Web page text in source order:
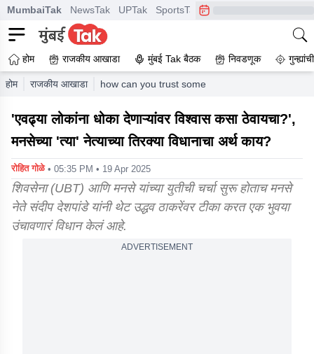
MumbaiTak NewsTak UPTak SportsTak CrimeTak
होम राजकीय आखाडा मुंबई Tak बैठक निवडणूक
होम राजकीय आखाडा how can you trust someone who has betrayed
'एवढ्या लोकांना धोका देणाऱ्यांवर विश्वास कसा ठेवायचा?',
मनसेच्या 'त्या' नेत्याच्या तिरक्या विधानाचा अर्थ काय?
रोहित गोळे • 05:35 PM • 19 Apr 2025
शिवसेना (UBT) आणि मनसे यांच्या युतीची चर्चा सुरू होताच मनसे
नेते संदीप देशपांडे यांनी थेट उद्धव ठाकरेंवर टीका करत एक भुवया
उंचावणारं विधान केलं आहे.
ADVERTISEMENT